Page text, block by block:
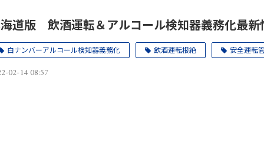
道版 飲酒運転＆アルコール検知器義務化最新
白ナンバーアルコール検知器義務化 飲酒運転根絶 安全運転
02-14 08:57